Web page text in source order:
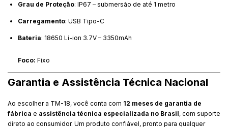
Grau de Proteção: IP67 – submersão de até 1 metro
Carregamento: USB Tipo-C
Bateria: 18650 Li-ion 3.7V – 3350mAh
Foco: Fixo
Garantia e Assistência Técnica Nacional
Ao escolher a TM-18, você conta com 12 meses de garantia de
fábrica e assistência técnica especializada no Brasil, com suporte
direto ao consumidor. Um produto confiável, pronto para qualquer